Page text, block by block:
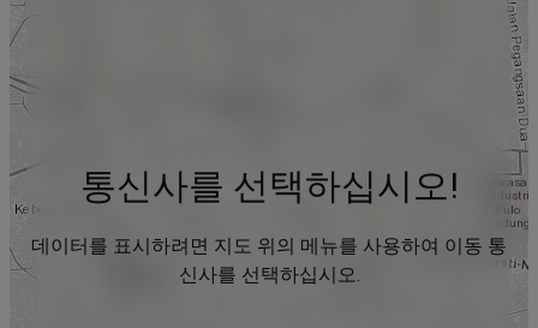
통신사를 선택하십시오!
데이터를 표시하려면 지도 위의 메뉴를 사용하여 이동 통
신사를 선택하십시오.